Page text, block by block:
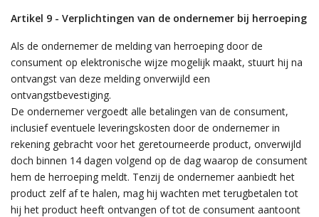
Artikel 9 - Verplichtingen van de ondernemer bij herroeping
Als de ondernemer de melding van herroeping door de
consument op elektronische wijze mogelijk maakt, stuurt hij na
ontvangst van deze melding onverwijld een
ontvangstbevestiging.
De ondernemer vergoedt alle betalingen van de consument,
inclusief eventuele leveringskosten door de ondernemer in
rekening gebracht voor het geretourneerde product, onverwijld
doch binnen 14 dagen volgend op de dag waarop de consument
hem de herroeping meldt. Tenzij de ondernemer aanbiedt het
product zelf af te halen, mag hij wachten met terugbetalen tot
hij het product heeft ontvangen of tot de consument aantoont